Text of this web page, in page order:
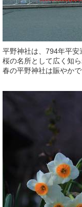
平野神社は、794年平安
桜の名所として広く知
春の平野神社は賑やか